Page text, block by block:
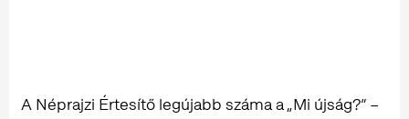
A Néprajzi Értesítő legújabb száma a „Mi újság?” –